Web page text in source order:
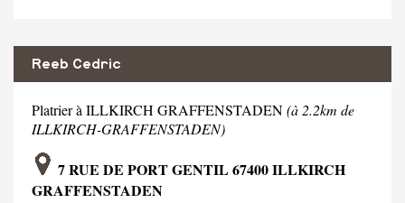
Reeb Cedric
Platrier à ILLKIRCH GRAFFENSTADEN(à 2.2km de
ILLKIRCH-GRAFFENSTADEN)
7 RUE DE PORT GENTIL 67400 ILLKIRCH
GRAFFENSTADEN